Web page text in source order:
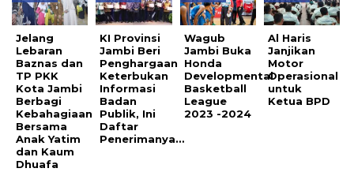
Jelang
Lebaran
Baznas dan
TP PKK
Kota Jambi
Berbagi
Kebahagiaan
Bersama
Anak Yatim
dan Kaum
Dhuafa
KI Provinsi
Jambi Beri
Penghargaan
Keterbukan
Informasi
Badan
Publik, Ini
Daftar
Penerimanya…
Wagub
Jambi Buka
Honda
Developmental
Basketball
League
2023 -2024
Al Haris
Janjikan
Motor
Operasional
untuk
Ketua BPD